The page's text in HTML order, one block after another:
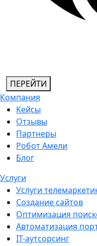
ПЕРЕЙТИ
Компания
Кейсы
Отзывы
Партнеры
Робот Амели
Блог
Услуги
Услуги
Создание сайтов
Оптимизация
Автоматизация
IT-аутсорсинг